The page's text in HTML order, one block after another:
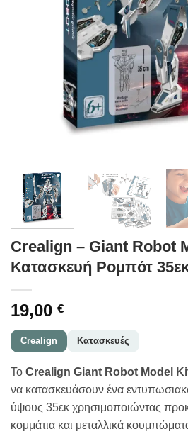
Crealign – Giant Robot
Κατασκευή Ρομπότ
19,00 €
Crealign Κατασκευές
Το Crealign Giant Robot Model
να κατασκευάσουν ένα
ύψους 35εκ χρησιμοποιώντας
κομμάτια και μεταλλικά